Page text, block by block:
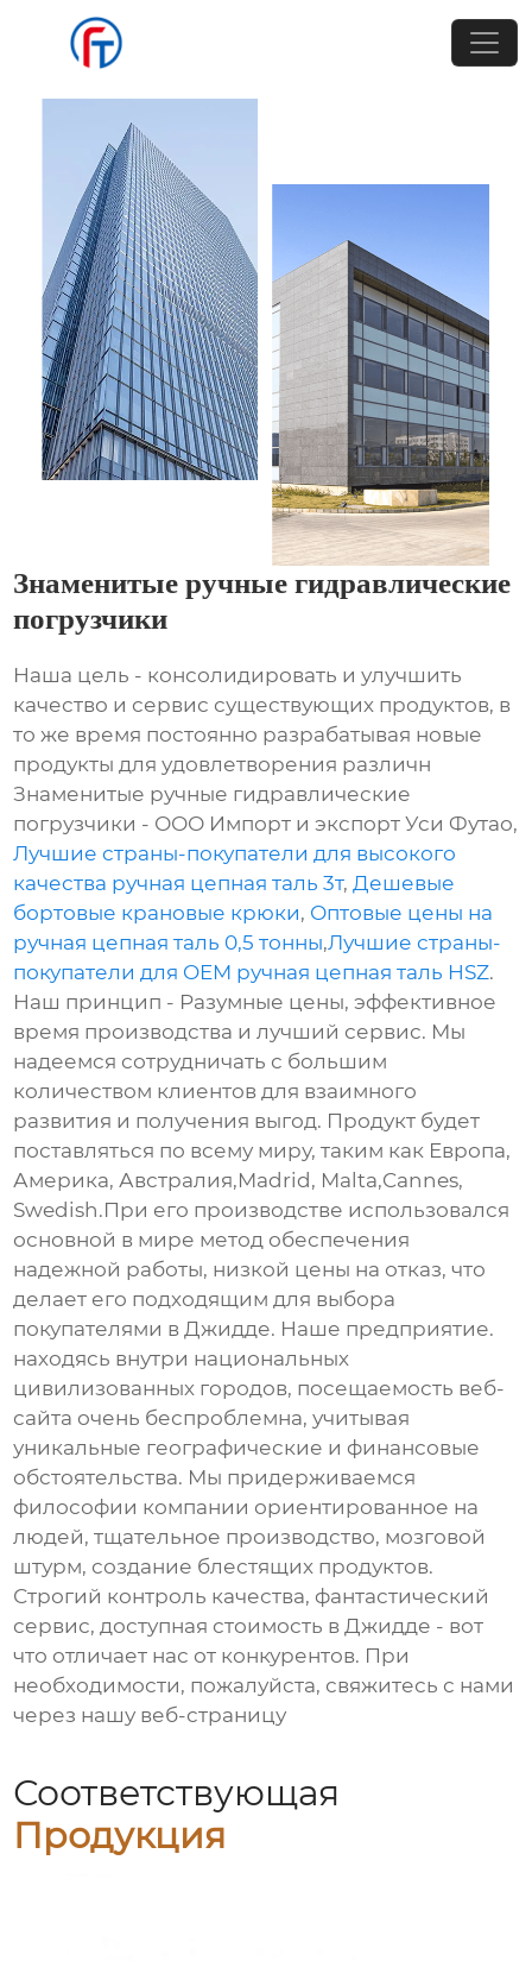
Знаменитые ручные гидравлические
погрузчики
Наша цель - консолидировать и улучшить
качество и сервис существующих продуктов, в
то же время постоянно разрабатывая новые
продукты для удовлетворения различн
Знаменитые ручные гидравлические
погрузчики - ООО Импорт и экспорт Уси Футао,
Лучшие страны-покупатели для высокого
качества ручная цепная таль 3т, Дешевые
бортовые крановые крюки, Оптовые цены на
ручная цепная таль 0,5 тонны,Лучшие страны-
покупатели для OEM ручная цепная таль HSZ.
Наш принцип - Разумные цены, эффективное
время производства и лучший сервис. Мы
надеемся сотрудничать с большим
количеством клиентов для взаимного
развития и получения выгод. Продукт будет
поставляться по всему миру, таким как Европа,
Америка, Австралия,Madrid, Malta,Cannes,
Swedish.При его производстве использовался
основной в мире метод обеспечения
надежной работы, низкой цены на отказ, что
делает его подходящим для выбора
покупателями в Джидде. Наше предприятие.
находясь внутри национальных
цивилизованных городов, посещаемость веб-
сайта очень беспроблемна, учитывая
уникальные географические и финансовые
обстоятельства. Мы придерживаемся
философии компании ориентированное на
людей, тщательное производство, мозговой
штурм, создание блестящих продуктов.
Строгий контроль качества, фантастический
сервис, доступная стоимость в Джидде - вот
что отличает нас от конкурентов. При
необходимости, пожалуйста, свяжитесь с нами
через нашу веб-страницу
Соответствующая
Продукция